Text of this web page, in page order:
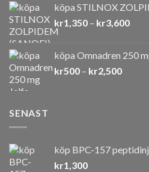
köpa STILNOX
kr1,350 – kr3,600
köpa Omnadren 250
kr500 – kr2,500
SENAST
köp BPC-157
kr1,300